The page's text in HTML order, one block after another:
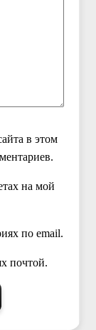
в этом
на мой
по email.
почтой.